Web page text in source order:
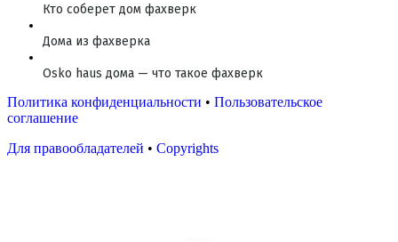
Кто соберет дом фахверк
Дома из фахверка
Osko haus дома — что такое фахверк
Политика конфиденциальности • Пользовательское
соглашение
Для правообладателей • Copyrights